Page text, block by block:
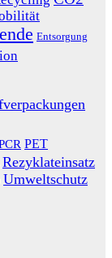
Entsorgung
PET
Rezyklateinsatz
Umweltschutz